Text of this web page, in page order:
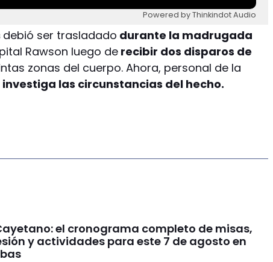
Powered by Thinkindot Audio
debió ser trasladado durante la madrugada
Rawson luego de recibir dos disparos de
zonas del cuerpo. Ahora, personal de la
investiga las circunstancias del hecho.
el cronograma completo de misas,
y actividades para este 7 de agosto en